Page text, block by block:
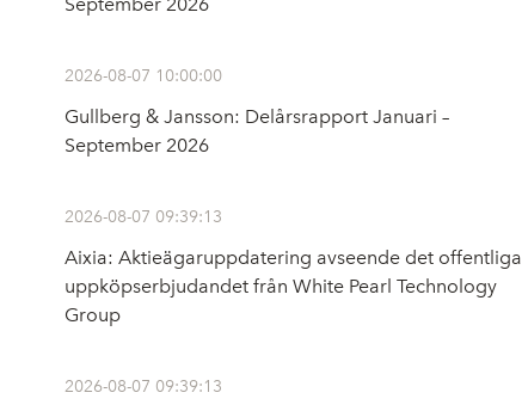
2026-08-07 10:00:00
Gullberg & Jansson: Delårsrapport Januari –
September 2026
2026-08-07 09:39:13
Aixia: Aktieägaruppdatering avseende det offentliga
uppköpserbjudandet från White Pearl Technology
Group
2026-08-07 09:39:13